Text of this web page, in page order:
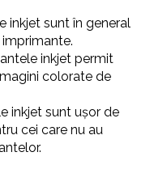
inkjet sunt în general
inkjet permit
colorate de
inkjet sunt ușor de
cei care nu au